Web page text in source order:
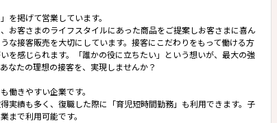
を掲げて営業しています。
お客さまのライフスタイルにあった商品をご提案しお客さまに喜ん
な接客販売を大切にしています。接客にこだわりをもって働ける方
を感じられます。「誰かの役に立ちたい」という想いが、最大の強
なたの理想の接客を、実現しませんか？
働きやすい企業です。
実績も多く、復職した際に「育児短時間勤務」も利用できます。子
まで利用可能です。